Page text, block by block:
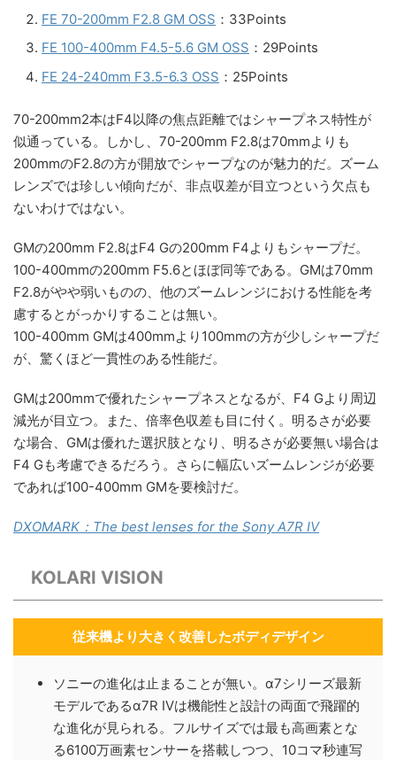
FE 70-200mm F2.8 GM OSS ：33Points
FE 100-400mm F4.5-5.6 GM OSS ：29Points
FE 24-240mm F3.5-6.3 OSS ：25Points
70-200mm2本はF4以降の焦点距離ではシャープネス特性が
似通っている。しかし、70-200mm F2.8は70mmよりも
200mmのF2.8の方が開放でシャープなのが魅力的だ。ズーム
レンズでは珍しい傾向だが、非点収差が目立つという欠点も
ないわけではない。
GMの200mm F2.8はF4 Gの200mm F4よりもシャープだ。
100-400mmの200mm F5.6とほぼ同等である。GMは70mm
F2.8がやや弱いものの、他のズームレンジにおける性能を考
慮するとがっかりすることは無い。
100-400mm GMは400mmより100mmの方が少しシャープだ
が、驚くほど一貫性のある性能だ。
GMは200mmで優れたシャープネスとなるが、F4 Gより周辺
減光が目立つ。また、倍率色収差も目に付く。明るさが必要
な場合、GMは優れた選択肢となり、明るさが必要無い場合は
F4 Gも考慮できるだろう。さらに幅広いズームレンジが必要
であれば100-400mm GMを要検討だ。
DXOMARK：The best lenses for the Sony A7R IV
KOLARI VISION
従来機より大きく改善したボディデザイン
ソニーの進化は止まることが無い。α7シリーズ最新
モデルであるα7R IVは機能性と設計の両面で飛躍的
な進化が見られる。フルサイズでは最も高画素とな
る6100万画素センサーを搭載しつつ、10コマ秒連写